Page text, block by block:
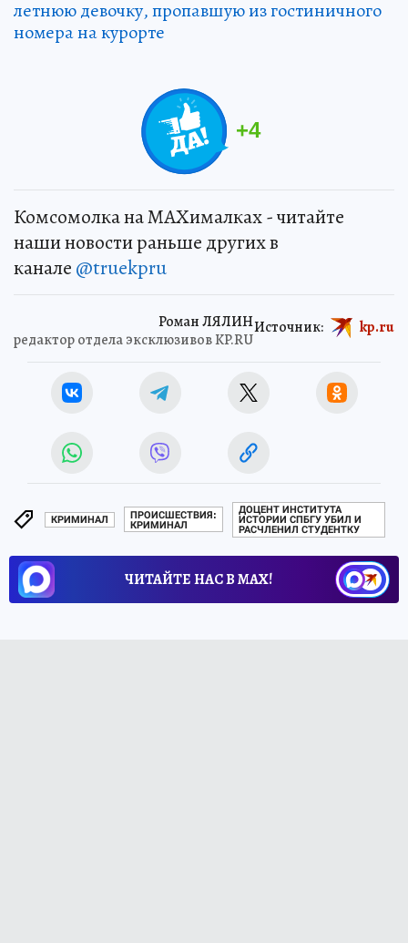
летнюю девочку, пропавшую из гостиничного
номера на курорте
+4
Комсомолка на MAXималках - читайте
наши новости раньше других в
канале @truekpru
Роман ЛЯЛИН
редактор отдела эксклюзивов KP.RU
Источник: kp.ru
КРИМИНАЛ
ПРОИСШЕСТВИЯ:
КРИМИНАЛ
ДОЦЕНТ ИНСТИТУТА
ИСТОРИИ СПБГУ УБИЛ И
РАСЧЛЕНИЛ СТУДЕНТКУ
ЧИТАЙТЕ НАС В МАХ!